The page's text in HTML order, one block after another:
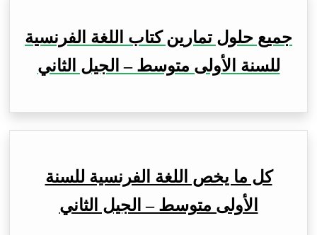
جميع حلول تمارين كتاب اللغة الفرنسية
للسنة الأولى متوسط – الجيل الثاني
كل ما يخص اللغة الفرنسية للسنة
الأولى متوسط – الجيل الثاني